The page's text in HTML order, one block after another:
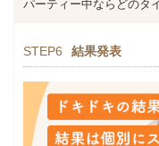
パーティー中ならどのタ
STEP6 結果発表